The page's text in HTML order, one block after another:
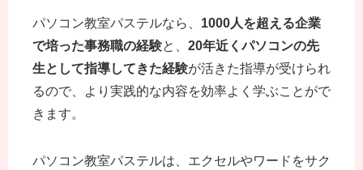
パソコン教室パステルなら、 1000人を超える企業
で培った事務職の経験と、 20年近くパソコンの先
生として指導してきた経験が活きた指導が受けられ
るので、より実践的な内容を効率よく学ぶことがで
きます。
パソコン教室パステルは、エクセルやワードをサク